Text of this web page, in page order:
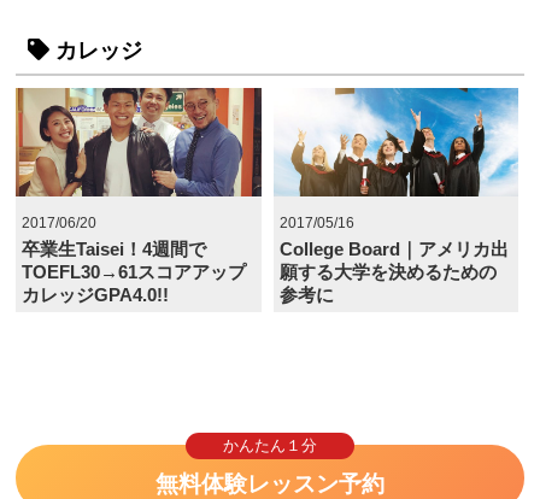
カレッジ
2017/06/20
卒業生Taisei！4週間で
TOEFL30→61スコアアップ
カレッジGPA4.0!!
2017/05/16
College Board｜アメリカ出
願する大学を決めるための
参考に
かんたん１分
無料体験レッスン予約